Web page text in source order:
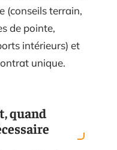
(conseils terrain,
de pointe,
intérieurs) et
unique.
quand